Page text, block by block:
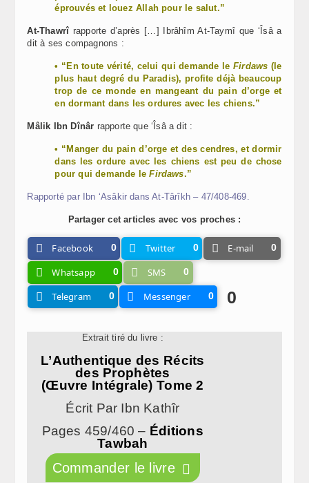
éprouvés et louez Allah pour le salut.”
At-Thawrî rapporte d’après […] Ibrâhîm At-Taymî que ‘Îsâ a
dit à ses compagnons :
• “En toute vérité, celui qui demande leFirdaws (le
plus haut degré du Paradis), profite déjà beaucoup
trop de ce monde en mangeant du pain d’orge et
en dormant dans les ordures avec les chiens.”
Mâlik Ibn Dînâr rapporte que ‘Îsâ a dit :
• “Manger du pain d’orge et des cendres, et dormir
dans les ordure avec les chiens est peu de chose
pour qui demande leFirdaws.”
Rapporté par Ibn ‘Asâkir dans At-Târîkh – 47/408-469.
Partager cet articles avec vos proches :
Facebook 0 Twitter 0 E-mail 0
Whatsapp 0 SMS 0
Telegram 0 Messenger 0 0
Extrait tiré du livre :
L’Authentique des Récits
des Prophètes
(Œuvre Intégrale) Tome 2
Écrit Par Ibn Kathîr
Pages 459/460 – Éditions
Tawbah
Commander le livre